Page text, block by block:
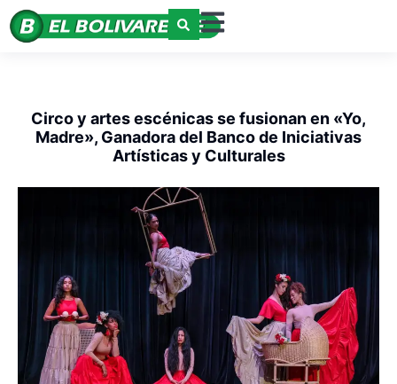
Circo y artes escénicas se fusionan en «Yo,
Madre», Ganadora del Banco de Iniciativas
Artísticas y Culturales